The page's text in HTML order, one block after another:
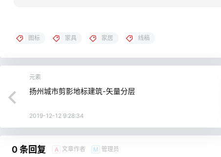
图标 家具 家居 线稿
元素
扬州城市剪影地标建筑-矢量分层
2019-12-12 9:28:34
0 条回复 A 文章作者 M 管理员